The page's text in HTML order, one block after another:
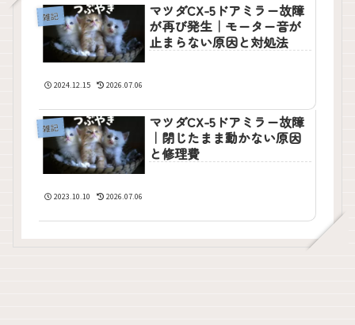
雑記
マツダCX-5ドアミラー故障
が再び発生｜モーター音が
止まらない原因と対処法
2024.12.15 2026.07.06
雑記
マツダCX-5ドアミラー故障
｜閉じたまま動かない原因
と修理費
2023.10.10 2026.07.06